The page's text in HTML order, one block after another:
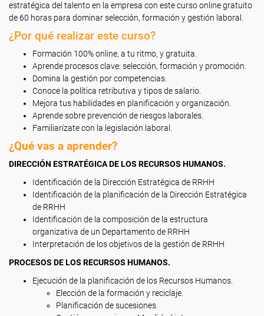
estratégica del talento en la empresa con este curso online gratuito
de 60 horas para dominar selección, formación y gestión laboral.
¿Por qué realizar este curso?
Formación 100% online, a tu ritmo, y gratuita.
Aprende procesos clave: selección, formación y promoción.
Domina la gestión por competencias.
Conoce la política retributiva y tipos de salario.
Mejora tus habilidades en planificación y organización.
Aprende sobre prevención de riesgos laborales.
Familiarízate con la legislación laboral.
¿Qué vas a aprender?
DIRECCIÓN ESTRATÉGICA DE LOS RECURSOS HUMANOS.
Identificación de la Dirección Estratégica de RRHH
Identificación de la planificación de la Dirección Estratégica
de RRHH
Identificación de la composición de la estructura
organizativa de un Departamento de RRHH
Interpretación de los objetivos de la gestión de RRHH
PROCESOS DE LOS RECURSOS HUMANOS.
Ejecución de la planificación de los Recursos Humanos.
Elección de la formación y reciclaje.
Planificación de sucesiones.